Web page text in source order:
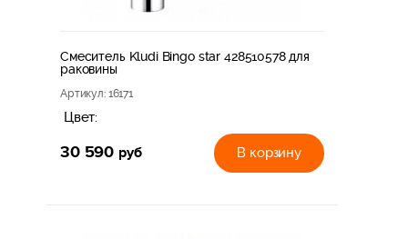
Смеситель Kludi Bingo star 428510578 для
раковины
Артикул: 16171
Цвет:
30 590 руб В корзину